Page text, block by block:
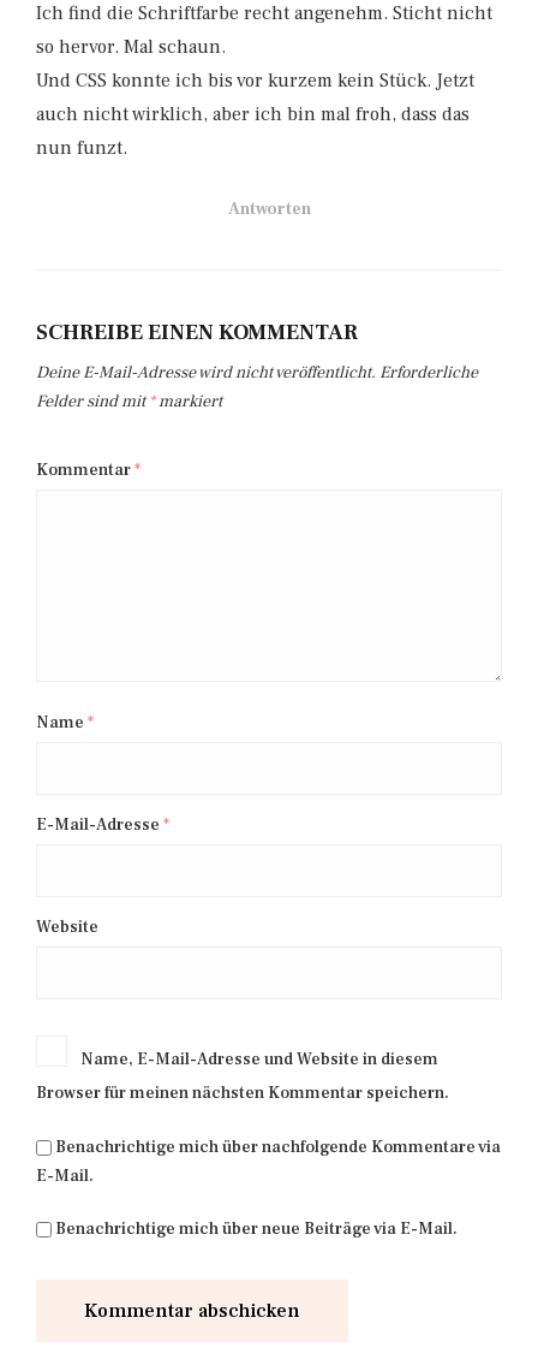
Ich find die Schriftfarbe recht angenehm. Sticht nicht
so hervor. Mal schaun.
Und CSS konnte ich bis vor kurzem kein Stück. Jetzt
auch nicht wirklich, aber ich bin mal froh, dass das
nun funzt.
Antworten
SCHREIBE EINEN KOMMENTAR
Deine E-Mail-Adresse wird nicht veröffentlicht. Erforderliche
Felder sind mit*markiert
Kommentar*
Name *
E-Mail-Adresse *
Website
Name, E-Mail-Adresse und Website in diesem
Browser für meinen nächsten Kommentar speichern.
Benachrichtige mich über nachfolgende Kommentare via
E-Mail.
Benachrichtige mich über neue Beiträge via E-Mail.